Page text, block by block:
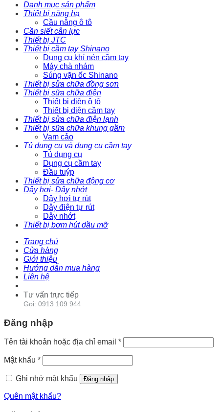
Danh mục sản phẩm
Thiết bị nâng hạ
Cầu nâng ô tô
Cần siết cân lực
Thiết bị JTC
Thiết bị cầm tay Shinano
Dụng cụ khí nén cầm tay
Máy chà nhám
Súng vặn ốc Shinano
Thiết bị sửa chữa đồng sơn
Thiết bị sữa chữa điện
Thiết bị điện ô tô
Thiết bị điện cầm tay
Thiết bị sửa chữa điện lạnh
Thiết bị sữa chữa khung gầm
Vam cảo
Tủ dụng cụ và dụng cụ cầm tay
Tủ dụng cụ
Dụng cụ cầm tay
Đầu tuýp
Thiết bị sửa chữa động cơ
Dây hơi- Dây nhớt
Dây hơi tự rút
Dây điện tự rút
Dây nhớt
Thiết bị bơm hút dầu mỡ
Trang chủ
Cửa hàng
Giới thiệu
Hướng dẫn mua hàng
Liên hệ
Tư vấn trực tiếp
Gọi: 0913 109 944
Đăng nhập
Tên tài khoản hoặc địa chỉ email *
Mật khẩu *
Ghi nhớ mật khẩu Đăng nhập
Quên mật khẩu?